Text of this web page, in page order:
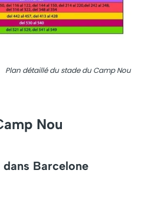
Plan détaillé du stade du Camp Nou
Nou
Barcelone